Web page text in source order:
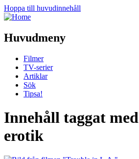
Hoppa till huvudinnehåll
Huvudmeny
Filmer
TV-serier
Artiklar
Sök
Tipsa!
Innehåll taggat med
erotik